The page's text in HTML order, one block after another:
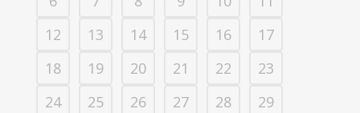
12
13 14 15 16
17
18
19 20 21 22
23
24
25 26 27 28
29